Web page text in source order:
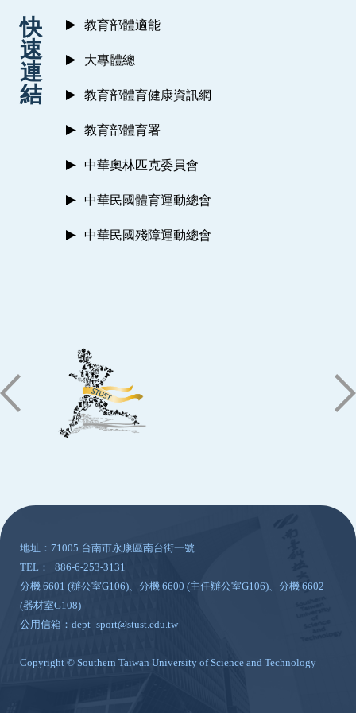
快
速
連
結
教育部體適能
大專體總
教育部體育健康資訊網
教育部體育署
中華奧林匹克委員會
中華民國體育運動總會
中華民國殘障運動總會
地址：71005 台南市永康區南台街一號
TEL：+886-6-253-3131
分機 6601 (辦公室G106)、分機 6600 (主任辦公室G106)、分機 6602
(器材室G108)
公用信箱：dept_sport@stust.edu.tw
Copyright © Southern Taiwan University of Science and Technology